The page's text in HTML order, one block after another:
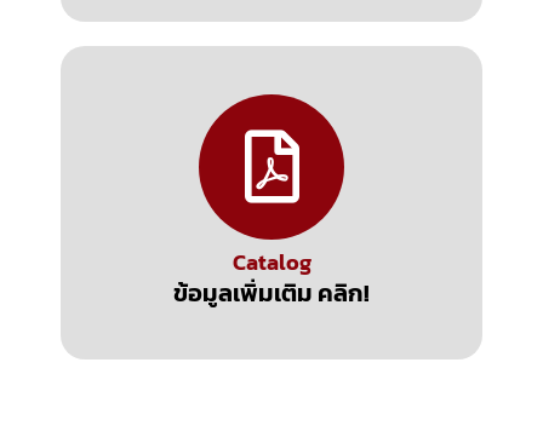
Catalog
ข้อมูลเพิ่มเติม คลิก!